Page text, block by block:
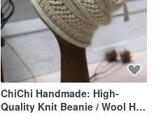
ChiChi Handmade: High-
Quality Knit Beanie / Wool Hat